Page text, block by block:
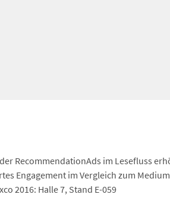
RecommendationAds im Lesefluss
Engagement im Vergleich zum
2016: Halle 7, Stand E-059